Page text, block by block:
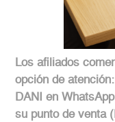
Los afiliados
opción de
DANI en
su punto de venta